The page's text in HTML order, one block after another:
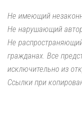
Не имеющий
Не нарушающий
Не
гражданах. Все
исключительно из
Ссылки при